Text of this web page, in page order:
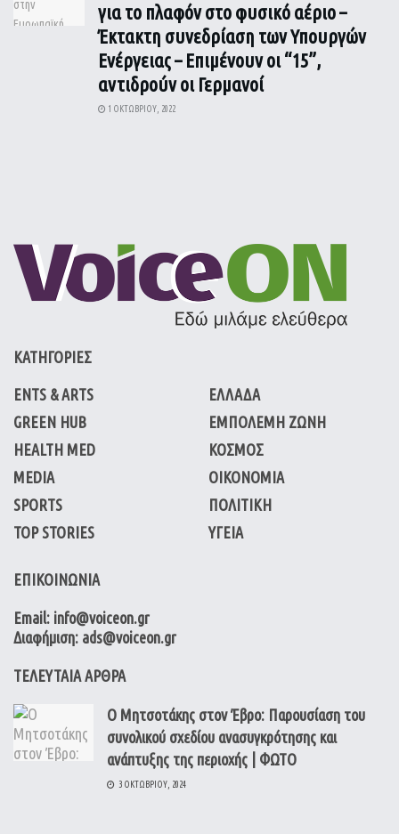
για το πλαφόν στο φυσικό αέριο –
Έκτακτη συνεδρίαση των Υπουργών
Ενέργειας – Επιμένουν οι “15”,
αντιδρούν οι Γερμανοί
1 ΟΚΤΩΒΡΊΟΥ, 2022
ΚΑΤΗΓΟΡΙΕΣ
ENTS & ARTS
GREEN HUB
HEALTH MED
MEDIA
SPORTS
TOP STORIES
ΕΛΛΑΔΑ
ΕΜΠΟΛΕΜΗ ΖΩΝΗ
ΚΟΣΜΟΣ
ΟΙΚΟΝΟΜΙΑ
ΠΟΛΙΤΙΚΗ
ΥΓΕΙΑ
ΕΠΙΚΟΙΝΩΝΙΑ
Email: info@voiceon.gr
Διαφήμιση: ads@voiceon.gr
ΤΕΛΕΥΤΑΙΑ ΑΡΘΡΑ
Ο Μητσοτάκης στον Έβρο: Παρουσίαση του
συνολικού σχεδίου ανασυγκρότησης και
ανάπτυξης της περιοχής | ΦΩΤΟ
3 ΟΚΤΩΒΡΊΟΥ, 2024